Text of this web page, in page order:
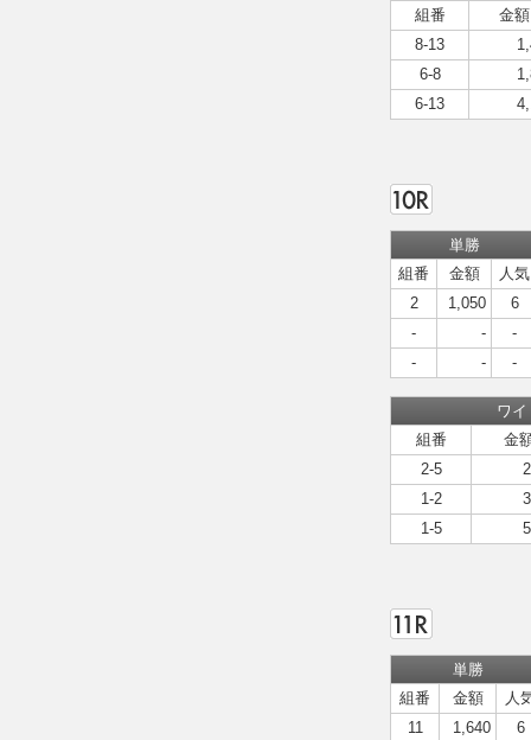
組番
金額
8-13
6-8
6-13
単勝
組番
金額
人気
2
1,050
6
-
-
-
-
- -
ワイ
組番
金
2-5
1-2
1-5
単勝
組番
金額
人
11
1,640
6